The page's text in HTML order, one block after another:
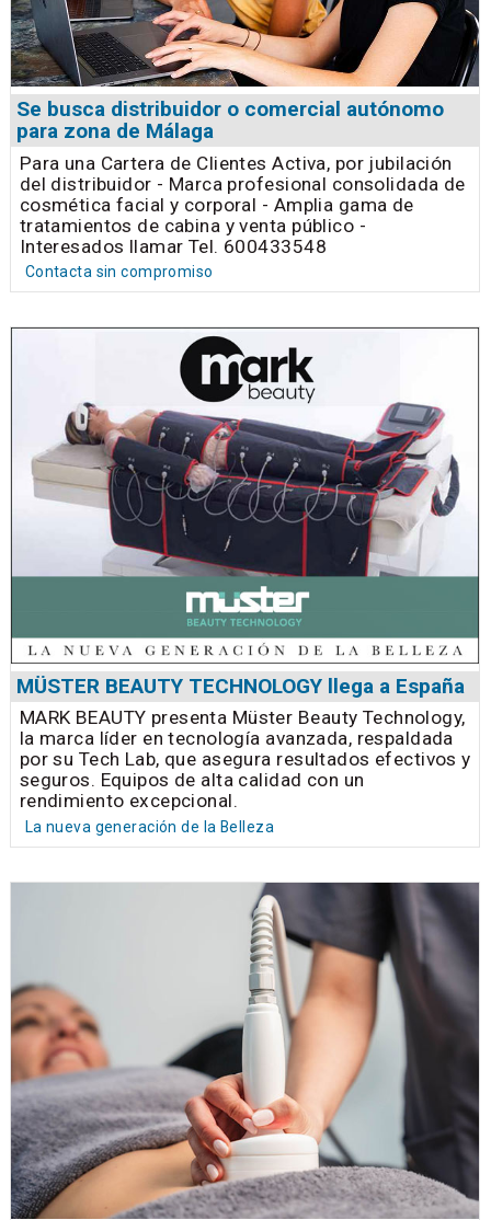
Se busca distribuidor o comercial autónomo
para zona de Málaga
Para una Cartera de Clientes Activa, por jubilación
del distribuidor - Marca profesional consolidada de
cosmética facial y corporal - Amplia gama de
tratamientos de cabina y venta público -
Interesados llamar Tel. 600433548
Contacta sin compromiso
MÜSTER BEAUTY TECHNOLOGY llega a España
MARK BEAUTY presenta Müster Beauty Technology,
la marca líder en tecnología avanzada, respaldada
por su Tech Lab, que asegura resultados efectivos y
seguros. Equipos de alta calidad con un
rendimiento excepcional.
La nueva generación de la Belleza